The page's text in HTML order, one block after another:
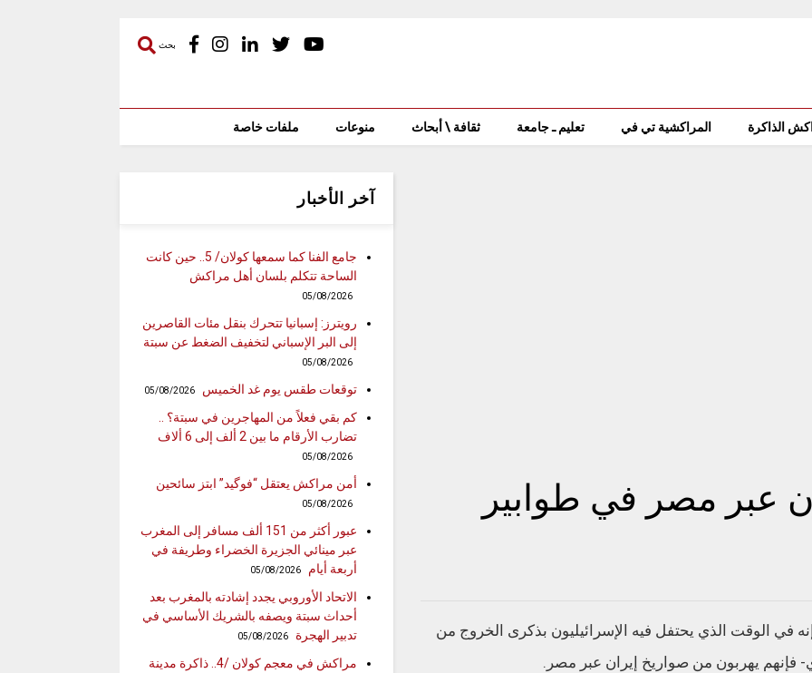
بحث
الذاكرة المراكشية تي في تعليم ـ جامعة ثقافة \ أبحاث منوعات ملفات خاصة
عبر مصر في طوابير
في الوقت الذي يحتفل فيه الإسرائيليون بذكرى الخروج من
يهربون من صواريخ إيران عبر مصر.
آخر الأخبار
جامع الفنا كما سمعها كولان/ 5.. حين كانت
الساحة تتكلم بلسان أهل مراكش
05/08/2026
رويترز: إسبانيا تتحرك بنقل مئات القاصرين
إلى البر الإسباني لتخفيف الضغط عن سبتة
05/08/2026
توقعات طقس يوم غد الخميس 05/08/2026
كم بقي فعلاً من المهاجرين في سبتة؟ ..
تضارب الأرقام ما بين 2 ألف إلى 6 ألاف
05/08/2026
أمن مراكش يعتقل “فوگيد” ابتز سائحين
05/08/2026
عبور أكثر من 151 ألف مسافر إلى المغرب
عبر مينائي الجزيرة الخضراء وطريفة في
أربعة أيام
05/08/2026
الاتحاد الأوروبي يجدد إشادته بالمغرب بعد
أحداث سبتة ويصفه بالشريك الأساسي في
تدبير الهجرة
05/08/2026
مراكش في معجم كولان /4.. ذاكرة مدينة